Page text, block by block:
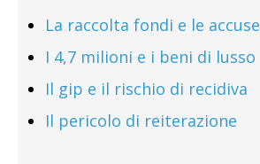
La raccolta fondi e le accuse
I 4,7 milioni e i beni di lusso
Il gip e il rischio di recidiva
Il pericolo di reiterazione